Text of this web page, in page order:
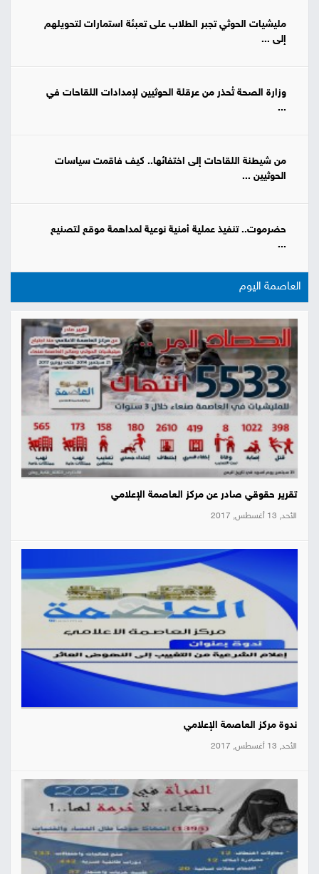
مليشيات الحوثي تجبر الطلاب على تعبئة استمارات لتحويلهم
إلى ...
وزارة الصحة تُحذر من عرقلة الحوثيين لإمدادات اللقاحات في
...
من شيطنة اللقاحات إلى اختفائها.. كيف فاقمت سياسات
الحوثيين ...
حضرموت.. تنفيذ عملية أمنية نوعية لمداهمة موقع لتصنيع
...
العاصمة اليوم
تقرير حقوقي صادر عن مركز العاصمة الإعلامي
الأحد, 13 أغسطس, 2017
ندوة مركز العاصمة الإعلامي
الأحد, 13 أغسطس, 2017